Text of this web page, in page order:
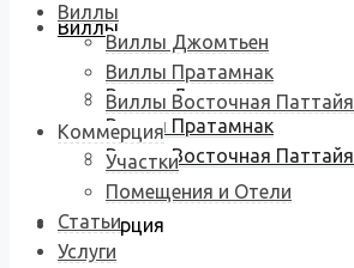
Виллы
Виллы Джомтьен
Виллы Пратамнак
Виллы Восточная Паттайя
Коммерция
Виллы
Виллы Джомтьен
Виллы Пратамнак
Виллы Восточная Паттайя
Коммерция
Участки
Помещения и Отели
Статьи
Услуги